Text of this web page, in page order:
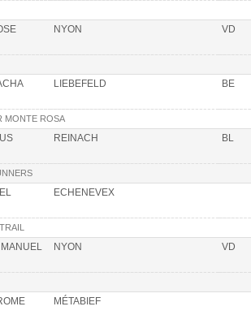
NYON VD
LIEBEFELD BE
MONTE ROSA
REINACH BL
ECHENEVEX
NYON VD
MÉTABIEF